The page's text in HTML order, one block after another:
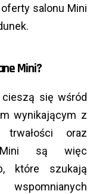
salonu Mini
Mini?
się wśród
wynikającym z
trwałości oraz
Mini są więc
które szukają